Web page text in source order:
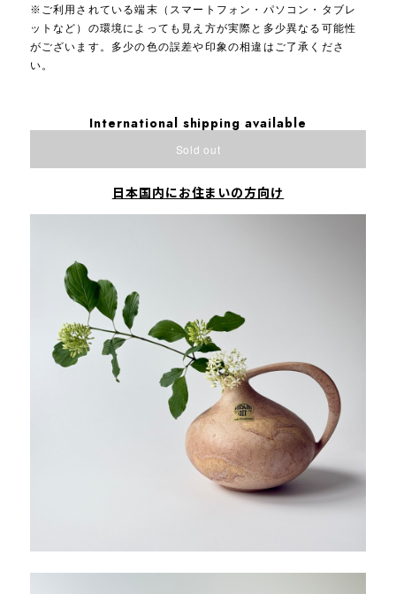
※ご利用されている端末（スマートフォン・パソコン・タブレ
ットなど）の環境によっても見え方が実際と多少異なる可能性
がございます。多少の色の誤差や印象の相違はご了承くださ
い。
International shipping available
Sold out
日本国内にお住まいの方向け